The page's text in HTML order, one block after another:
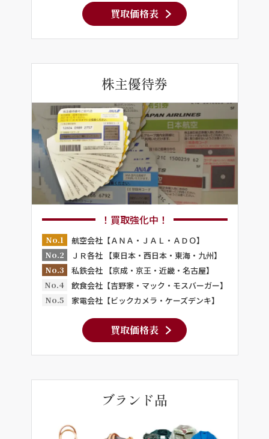
買取価格表
株主優待券
！買取強化中！
No.1
航空会社【ＡＮＡ・ＪＡＬ・ＡＤＯ】
No.2
ＪＲ各社 【東日本・西日本・東海・九州】
No.3
私鉄会社 【京成・京王・近畿・名古屋】
No.4
飲食会社【吉野家・マック・モスバーガー】
No.5
家電会社【ビックカメラ・ケーズデンキ】
買取価格表
ブランド品